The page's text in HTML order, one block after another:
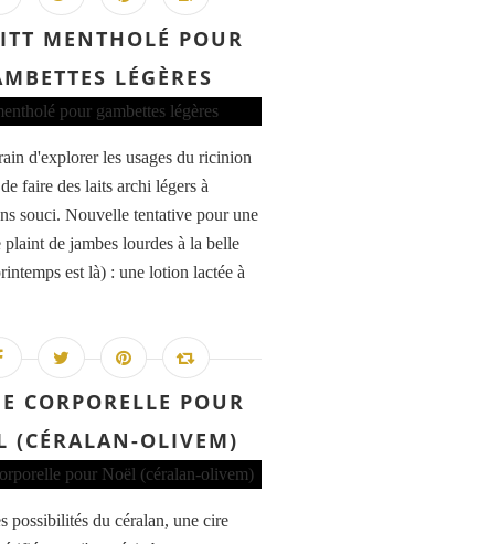
MENTHOLÉ POUR
LÉGÈRES
d'explorer les usages du ricinion
faire des laits archi légers à
souci. Nouvelle tentative pour une
plaint de jambes lourdes à la belle
est là) : une lotion lactée à
CORPORELLE POUR
(CÉRALAN-OLIVEM)
possibilités du céralan, une cire